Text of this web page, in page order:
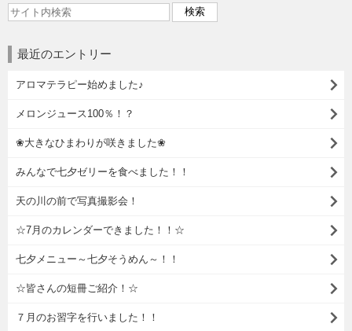
最近のエントリー
アロマテラピー始めました♪
メロンジュース100％！？
❀大きなひまわりが咲きました❀
みんなで七夕ゼリーを食べました！！
天の川の前で写真撮影会！
☆7月のカレンダーできました！！☆
七夕メニュー～七夕そうめん～！！
☆皆さんの短冊ご紹介！☆
７月のお習字を行いました！！